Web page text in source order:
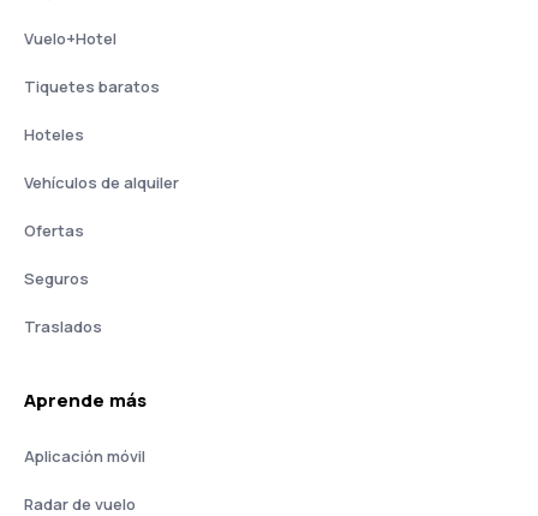
Vuelo+Hotel
Tiquetes baratos
Hoteles
Vehículos de alquiler
Ofertas
Seguros
Traslados
Aprende más
Aplicación móvil
Radar de vuelo